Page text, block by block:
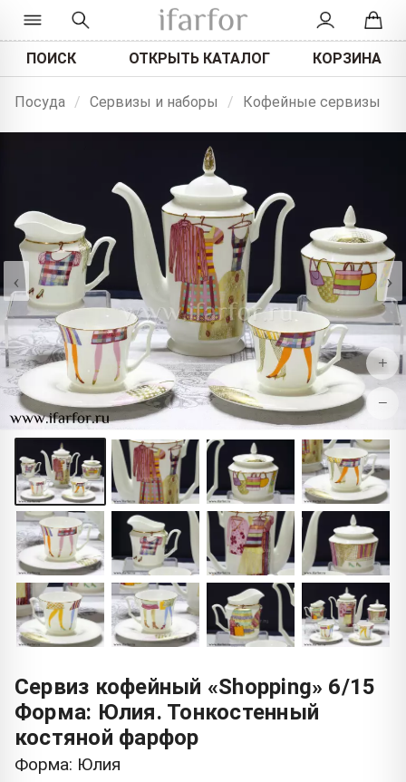
ПОИСК ОТКРЫТЬ КАТАЛОГ КОРЗИНА
Посуда / Сервизы и наборы / Кофейные сервизы
‹ ›
+
−
Сервиз кофейный «Shopping» 6/15
Форма: Юлия. Тонкостенный
костяной фарфор
Форма: Юлия